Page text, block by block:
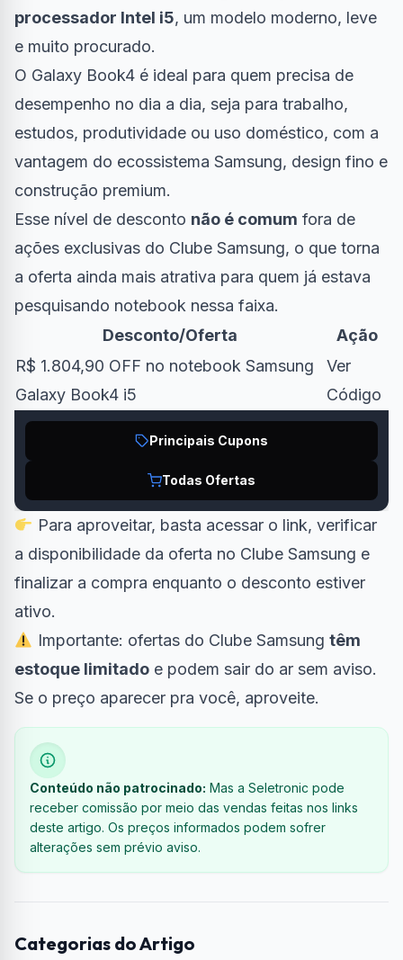
processador Intel i5, um modelo moderno, leve
e muito procurado.
O Galaxy Book4 é ideal para quem precisa de
desempenho no dia a dia, seja para trabalho,
estudos, produtividade ou uso doméstico, com a
vantagem do ecossistema Samsung, design fino e
construção premium.
Esse nível de desconto não é comum fora de
ações exclusivas do Clube Samsung, o que torna
a oferta ainda mais atrativa para quem já estava
pesquisando notebook nessa faixa.
Desconto/Oferta
Ação
R$ 1.804,90 OFF no notebook Samsung
Galaxy Book4 i5
Ver
Código
Principais Cupons
Todas Ofertas
Para aproveitar, basta acessar o link, verificar
a disponibilidade da oferta no Clube Samsung e
finalizar a compra enquanto o desconto estiver
ativo.
Importante: ofertas do Clube Samsung têm
estoque limitado e podem sair do ar sem aviso.
Se o preço aparecer pra você, aproveite.
Conteúdo não patrocinado: Mas a Seletronic pode
receber comissão por meio das vendas feitas nos links
deste artigo. Os preços informados podem sofrer
alterações sem prévio aviso.
Categorias do Artigo